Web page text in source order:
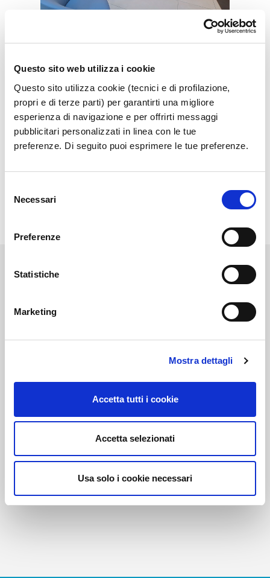
Questo sito web utilizza i cookie
Questo sito utilizza cookie (tecnici e di profilazione,
propri e di terze parti) per garantirti una migliore
esperienza di navigazione e per offrirti messaggi
pubblicitari personalizzati in linea con le tue
preferenze. Di seguito puoi esprimere le tue preferenze.
delNecessari
Preferenze
Statistiche
Marketing
Mostra dettagli
Accetta tutti i cookie
Accetta selezionati
Usa solo i cookie necessari
Vip Lounge
Show more
Bar e Ristoranti